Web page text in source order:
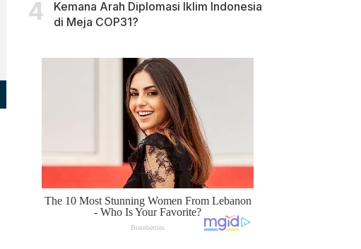
Kemana Arah Diplomasi Iklim Indonesia
di Meja COP31?